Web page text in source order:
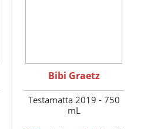
Bibi Graetz
Testamatta 2019 - 750
mL